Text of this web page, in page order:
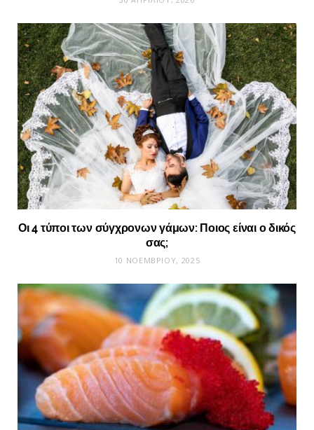
Οι 4 τύποι των σύγχρονων γάμων: Ποιος είναι ο δικός
σας;
10 ΝΟΕΜΒΡΊΟΥ, 2025